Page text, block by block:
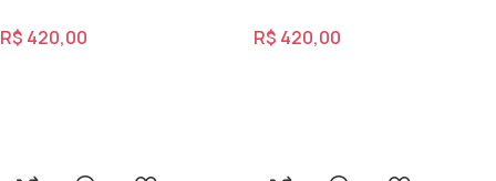
R$ 420,00 R$ 420,00